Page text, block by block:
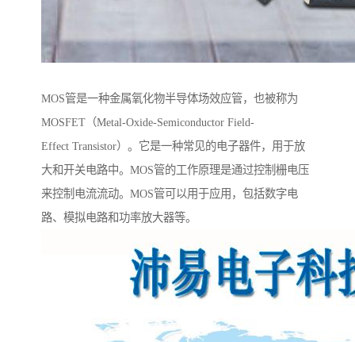
MOS管是一种金属氧化物半导体场效应管，也被称为
MOSFET（Metal-Oxide-Semiconductor Field-
Effect Transistor）。它是一种常见的电子器件，用于放
大和开关电路中。MOS管的工作原理是通过控制栅电压
来控制电流流动。MOS管可以用于应用，包括数字电
路、模拟电路和功率放大器等。